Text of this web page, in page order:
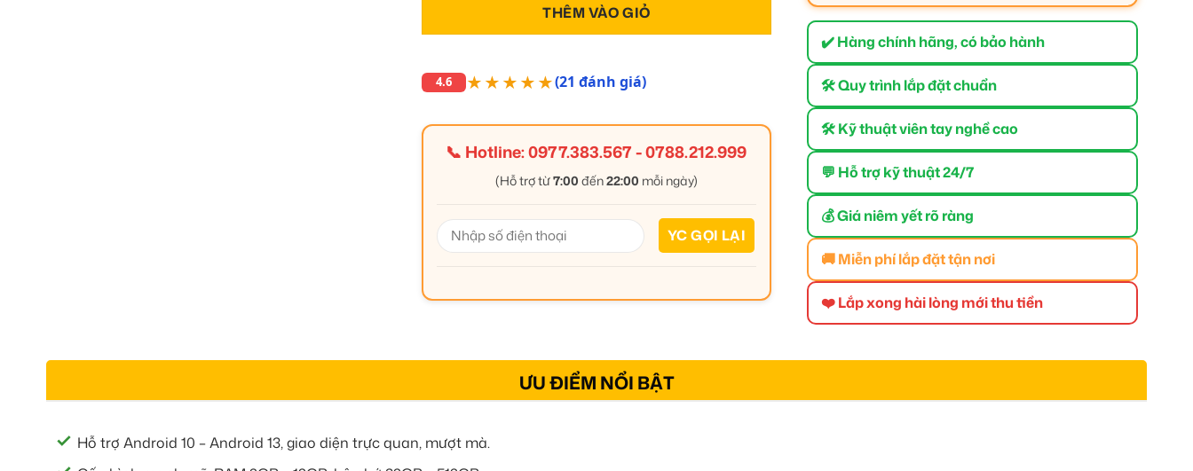
THÊM VÀO GIỎ
4.6 ★★★★★(21 đánh giá)
📞 Hotline:0977.383.567-0788.212.999
(Hỗ trợ từ7:00 đến22:00 mỗi ngày)
✔️ Hàng chính hãng, có bảo hành
🛠 Quy trình lắp đặt chuẩn
🛠 Kỹ thuật viên tay nghề cao
💬 Hỗ trợ kỹ thuật 24/7
💰 Giá niêm yết rõ ràng
🚚 Miễn phí lắp đặt tận nơi
❤️ Lắp xong hài lòng mới thu tiền
ƯU ĐIỂM NỔI BẬT
Hỗ trợ Android 10 – Android 13, giao diện trực quan, mượt mà.